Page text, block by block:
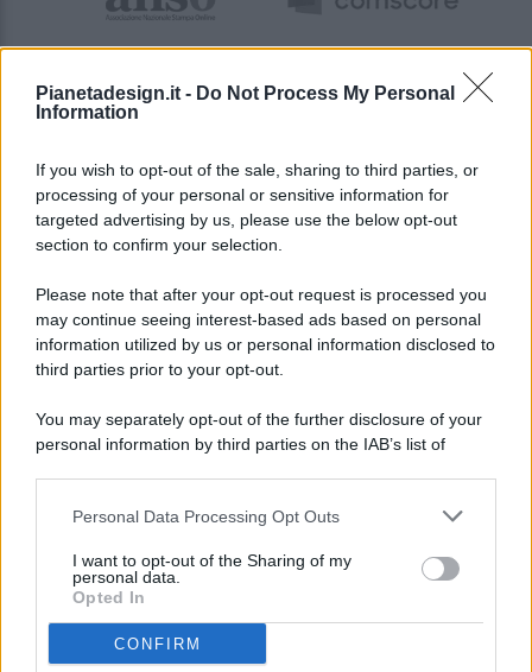
Pianetadesign.it - Do Not Process My Personal
Information
If you wish to opt-out of the sale, sharing to third parties, or
processing of your personal or sensitive information for
targeted advertising by us, please use the below opt-out
section to confirm your selection.
Please note that after your opt-out request is processed you
may continue seeing interest-based ads based on personal
information utilized by us or personal information disclosed to
third parties prior to your opt-out.
You may separately opt-out of the further disclosure of your
personal information by third parties on the IAB’s list of
This information may also be disclosed by us to third parties
disclose it to other third parties.
Personal Data Processing Opt Outs
I want to opt-out of the Sharing of my
personal data.
Opted In
CONFIRM
© 2026 - Pianeta Design - P.IVA 04827280654 - Testata
Registrata Al Tribunale Di Nocera Inferiore N. 8/2020 - RG N.
ISCRIZIONE AL ROC N. 35792 – ISCRITTA ALL’ANSO
(ASSOCIAZIONE NAZIONALE STAMPA ONLINE)
PREFERENZE PRIVACY